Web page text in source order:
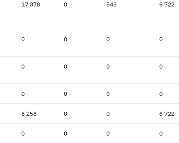
17 378 0 543 6 722
0 0 0 0
0 0 0 0
0 0 0 0
8 258 0 0 6 722
0 0 0 0